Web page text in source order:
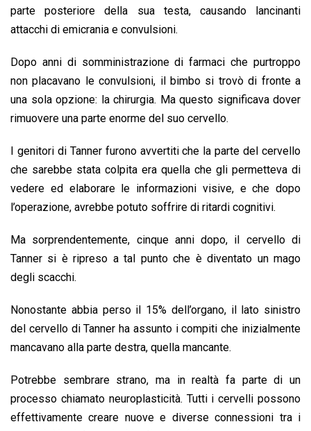
o
o
A
p
d
I
d
s
i
n
parte posteriore della sua testa, causando lancinanti
attacchi di emicrania e convulsioni.
Dopo anni di somministrazione di farmaci che purtroppo
non placavano le convulsioni, il bimbo si trovò di fronte a
una sola opzione: la chirurgia. Ma questo significava dover
rimuovere una parte enorme del suo cervello.
I genitori di Tanner furono avvertiti che la parte del cervello
che sarebbe stata colpita era quella che gli permetteva di
vedere ed elaborare le informazioni visive, e che dopo
l’operazione, avrebbe potuto soffrire di ritardi cognitivi.
Ma sorprendentemente, cinque anni dopo, il cervello di
Tanner si è ripreso a tal punto che è diventato un mago
degli scacchi.
Nonostante abbia perso il 15% dell’organo, il lato sinistro
del cervello di Tanner ha assunto i compiti che inizialmente
mancavano alla parte destra, quella mancante.
Potrebbe sembrare strano, ma in realtà fa parte di un
processo chiamato neuroplasticità. Tutti i cervelli possono
effettivamente creare nuove e diverse connessioni tra i